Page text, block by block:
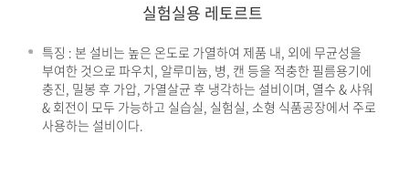
실험실용 레토르트
특징 : 본 설비는 높은 온도로 가열하여 제품 내, 외에 무균성을
부여한 것으로 파우치, 알루미늄, 병, 캔 등을 적충한 필름용기에
충진, 밀봉 후 가압, 가열살균 후 냉각하는 설비이며, 열수 & 샤워
& 회전이 모두 가능하고 실습실, 실험실, 소형 식품공장에서 주로
사용하는 설비이다.